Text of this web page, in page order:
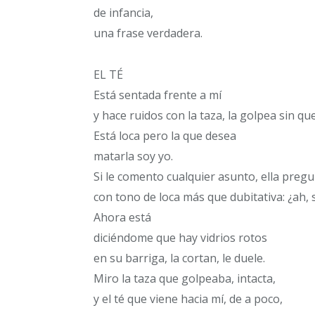
de infancia,
una frase verdadera.
EL TÉ
Está sentada frente a mí
y hace ruidos con la taza, la golpea sin
Está loca pero la que desea
matarla soy yo.
Si le comento cualquier asunto, ella
con tono de loca más que dubitativa: ¿ah,
Ahora está
diciéndome que hay vidrios rotos
en su barriga, la cortan, le duele.
Miro la taza que golpeaba, intacta,
y el té que viene hacia mí, de a poco,